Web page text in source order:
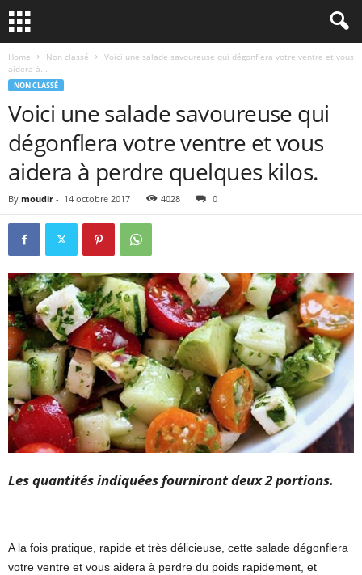
Home Non classé
Voici une salade savoureuse qui dégonflera votre ventre et vous
aidera à...
NON CLASSÉ
Voici une salade savoureuse qui
dégonflera votre ventre et vous
aidera à perdre quelques kilos.
By moudir - 14 octobre 2017 4028 0
Les quantités indiquées fourniront deux 2 portions.
A la fois pratique, rapide et très délicieuse, cette salade dégonflera
votre ventre et vous aidera à perdre du poids rapidement, et